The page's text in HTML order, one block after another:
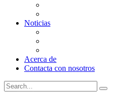
Noticias
Acerca de
Contacta con nosotros